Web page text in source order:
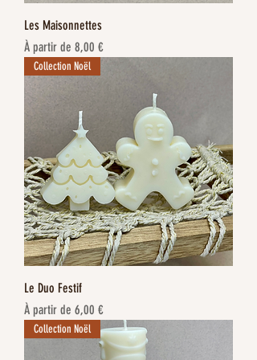
Les Maisonnettes
À partir de 8,00 €
Prix promotionnel
Collection Noël
Le Duo Festif
À partir de 6,00 €
Prix promotionnel
Collection Noël